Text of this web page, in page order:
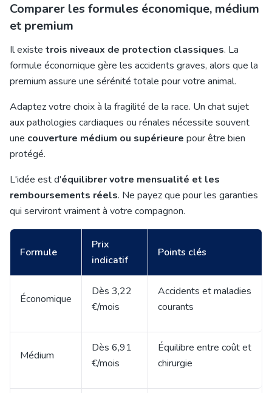
Comparer les formules économique, médium
et premium
Il existe trois niveaux de protection classiques. La
formule économique gère les accidents graves, alors que la
premium assure une sérénité totale pour votre animal.
Adaptez votre choix à la fragilité de la race. Un chat sujet
aux pathologies cardiaques ou rénales nécessite souvent
une couverture médium ou supérieure pour être bien
protégé.
L'idée est d'équilibrer votre mensualité et les
remboursements réels. Ne payez que pour les garanties
qui serviront vraiment à votre compagnon.
Formule
Prix
indicatif
Points clés
Économique
Dès 3,22
€/mois
Accidents et maladies
courants
Médium
Dès 6,91
€/mois
Équilibre entre coût et
chirurgie